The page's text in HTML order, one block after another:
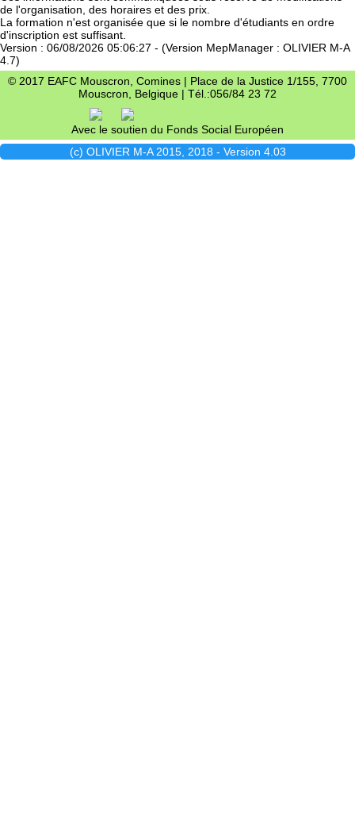
de l'organisation, des horaires et des prix.
La formation n'est organisée que si le nombre d'étudiants en ordre
d'inscription est suffisant.
Version : 06/08/2026 05:06:27 - (Version MepManager : OLIVIER M-A
4.7)
© 2017 EAFC Mouscron, Comines | Place de la Justice 1/155, 7700
Mouscron, Belgique | Tél.:056/84 23 72
Avec le soutien du Fonds Social Européen
(c) OLIVIER M-A 2015, 2018 - Version 4.03